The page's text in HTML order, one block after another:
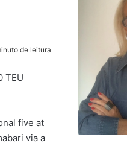
de leitura
TEU
five at
via a